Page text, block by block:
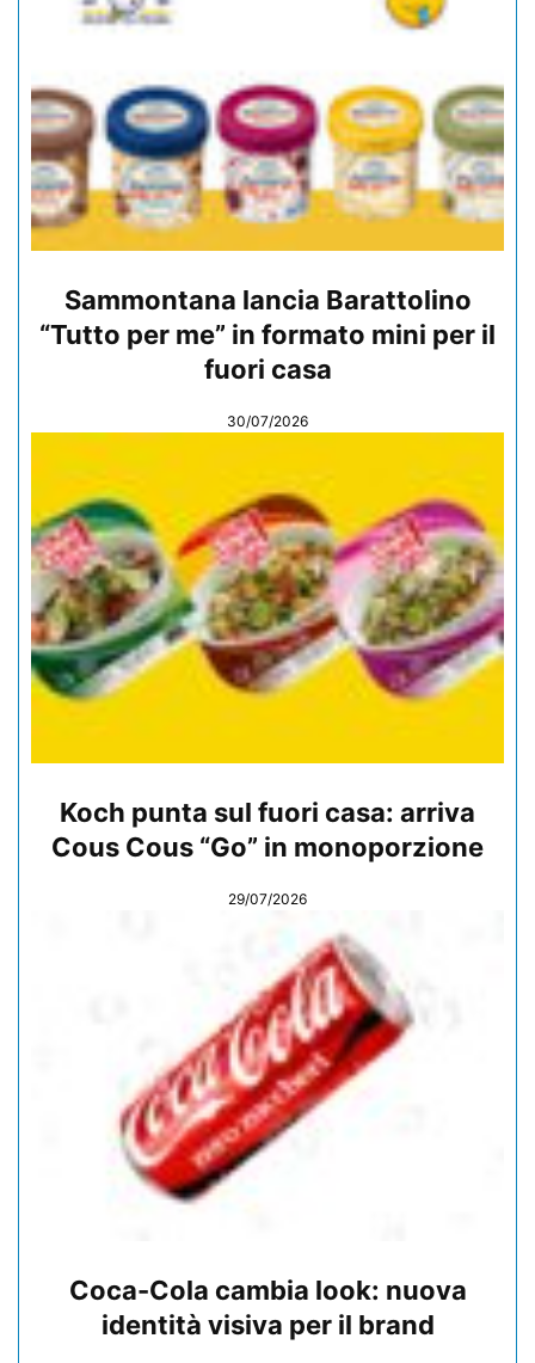
Sammontana lancia Barattolino
“Tutto per me” in formato mini per il
fuori casa
30/07/2026
Koch punta sul fuori casa: arriva
Cous Cous “Go” in monoporzione
29/07/2026
Coca-Cola cambia look: nuova
identità visiva per il brand